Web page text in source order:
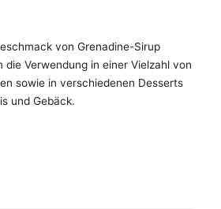
von Grenadine-Sirup
die Verwendung in einer Vielzahl von
sowie in verschiedenen Desserts
und Gebäck.